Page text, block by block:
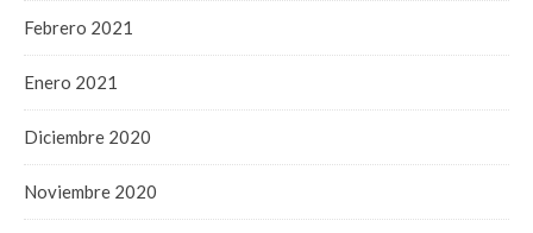
Febrero 2021
Enero 2021
Diciembre 2020
Noviembre 2020